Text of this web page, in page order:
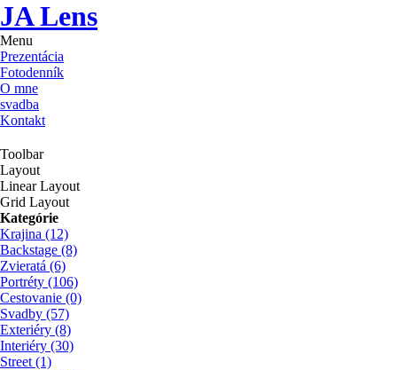
JA Lens
Menu
Prezentácia
Fotodenník
O mne
svadba
Kontakt
Toolbar
Layout
Linear Layout
Grid Layout
Kategórie
Krajina (12)
Backstage (8)
Zvieratá (6)
Portréty (106)
Cestovanie (0)
Svadby (57)
Exteriéry (8)
Interiéry (30)
Street (1)